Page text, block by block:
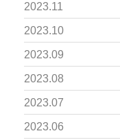
2023.11
2023.10
2023.09
2023.08
2023.07
2023.06